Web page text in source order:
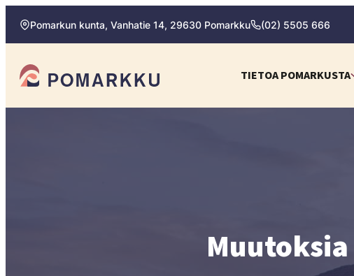
Siirry
suoraan
sisältöön
Pomarkun kunta, Vanhatie 14, 29630 Pomarkku (02) 5505 666
Pomarkun kunta
TIETOA POMARKUSTA